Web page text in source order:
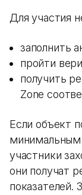
Для участия
заполнить
пройти
получить
Zone
Если объект
минимальным
участники
они получат
показателей.